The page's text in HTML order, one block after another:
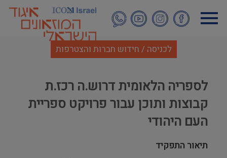
לתוכן
העיקרי
לכניסה / חידוש חברות והצטרפות
לספריה הלאומית דרוש.ה רכז.ת
קבוצות ותוכן עבור פרויקט ספריית
העם היהודי
תיאור התפקיד